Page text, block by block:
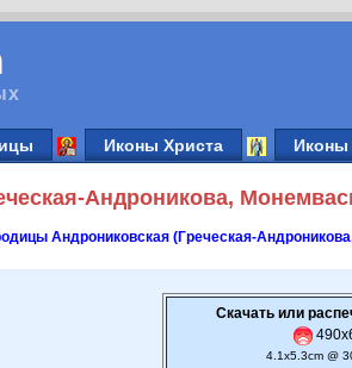
Иконы Христа Иконы
Андроникова,
Андрониковская (Греческая-
Скачать или
4.1x5.3cm @